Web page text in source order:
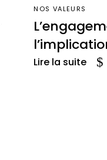
NOS VALEURS
Lire la suite